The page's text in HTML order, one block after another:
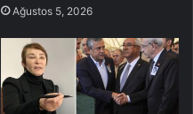
Ağustos 5, 2026